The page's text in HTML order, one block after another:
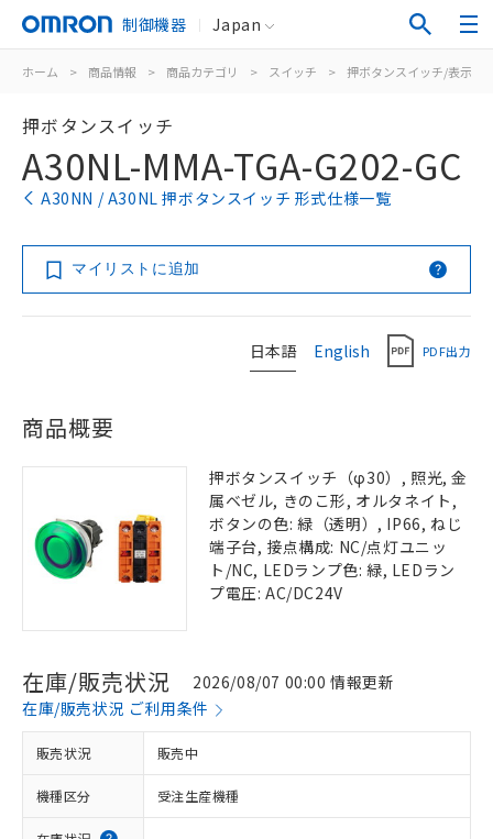
制御機器 Japan
ホーム > 商品情報 > 商品カテゴリ > スイッチ > 押ボタンスイッチ/表示灯
押ボタンスイッチ
A30NL-MMA-TGA-G202-GC
A30NN / A30NL 押ボタンスイッチ 形式仕様一覧
マイリストに追加
日本語 English PDF出力
商品概要
押ボタンスイッチ（φ30）, 照光, 金
属ベゼル, きのこ形, オルタネイト,
ボタンの色: 緑（透明）, IP66, ねじ
端子台, 接点構成: NC/点灯ユニッ
ト/NC, LEDランプ色: 緑, LEDラン
プ電圧: AC/DC24V
在庫/販売状況
2026/08/07 00:00 情報更新
在庫/販売状況 ご利用条件
販売状況 販売中
機種区分 受注生産機種